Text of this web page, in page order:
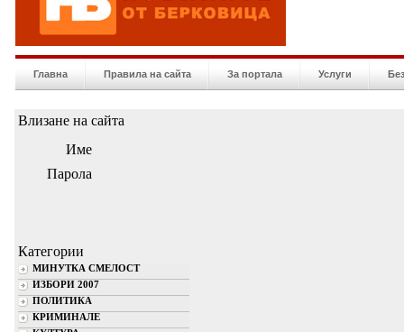
Главна Правила на сайта За портала Услуги
Влизане на сайта
Име
Парола
Категории
МИНУТКА СМЕЛОСТ
ИЗБОРИ 2007
ПОЛИТИКА
КРИМИНАЛЕ